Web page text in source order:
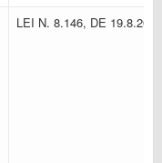
LEI N. 8.146, DE